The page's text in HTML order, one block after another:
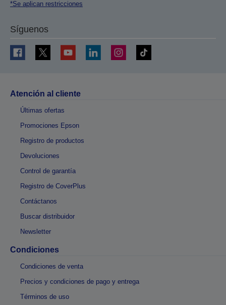
*Se aplican restricciones
Síguenos
Atención al cliente
Últimas ofertas
Promociones Epson
Registro de productos
Devoluciones
Control de garantía
Registro de CoverPlus
Contáctanos
Buscar distribuidor
Newsletter
Condiciones
Condiciones de venta
Precios y condiciones de pago y entrega
Términos de uso